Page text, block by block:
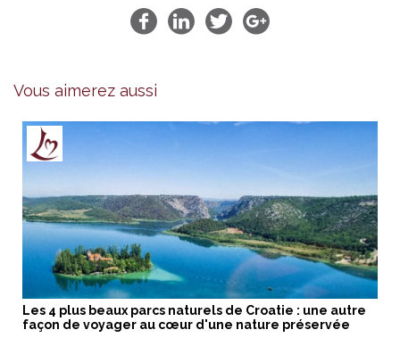
Vous aimerez aussi
Les 4 plus beaux parcs naturels de Croatie : une autre
façon de voyager au cœur d'une nature préservée